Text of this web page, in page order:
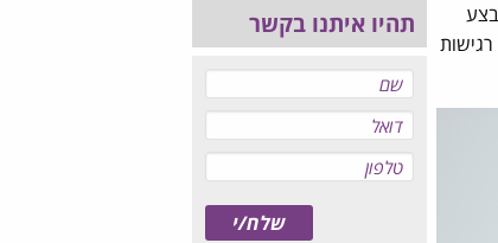
מתבצע
תהיו איתנו בקשר